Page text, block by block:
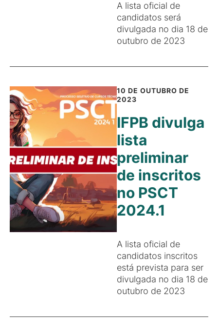
A lista oficial de
candidatos será
divulgada no dia 18 de
outubro de 2023
10 DE OUTUBRO DE
2023
IFPB divulga
lista
preliminar
de inscritos
no PSCT
2024.1
A lista oficial de
candidatos inscritos
está prevista para ser
divulgada no dia 18 de
outubro de 2023